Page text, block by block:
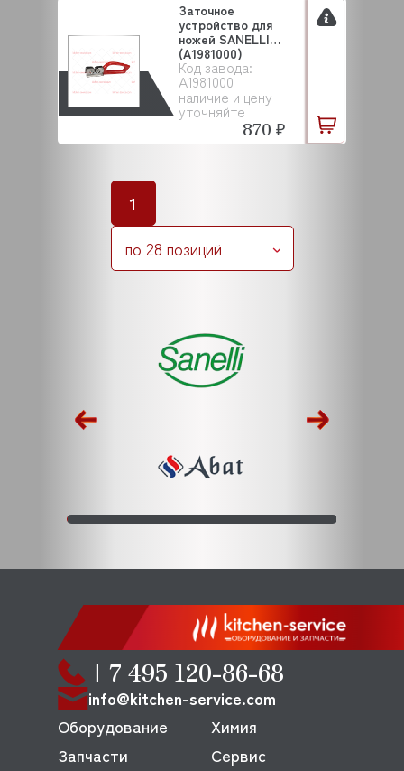
Код завода:
A1981000
наличие и цену
уточняйте
Заточное
устройство для
ножей SANELLI
(A1981000)
870 ₽
1
по 28 позиций
+7 495 120-86-68
info@kitchen-service.com
Оборудование
Запчасти
Химия
Сервис